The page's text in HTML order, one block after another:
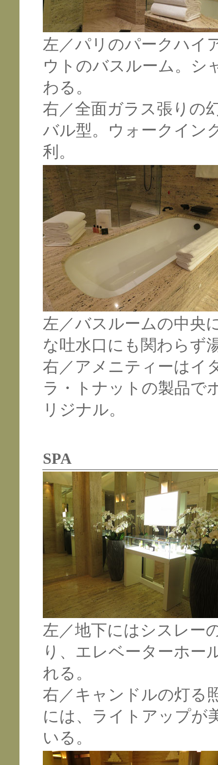
左／パリのパークハイ
ウトのバスルーム。シ
わる。
右／全面ガラス張りの
バル型。ウォークイン
利。
左／バスルームの中央
な吐水口にも関わらず
右／アメニティーはイ
ラ・トナットの製品で
リジナル。
SPA
左／地下にはシスレー
り、エレベーターホー
れる。
右／キャンドルの灯る
には、ライトアップが
いる。